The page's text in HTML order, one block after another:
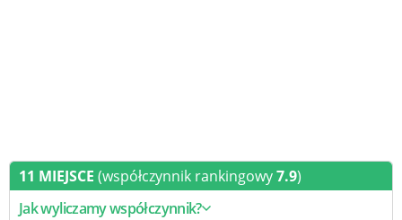
11 MIEJSCE (współczynnik rankingowy7.9)
Jak wyliczamy współczynnik?